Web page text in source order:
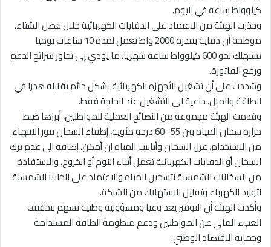
كيلوواط ساعة في اليوم.
وحذرت الهيئة من الاعتماد على الدفايات الكهربائية خلال فصل الشتاء،
موضحة أن دفاية بقدرة 2000 واط تعمل لمدة 10 ساعات يوميا
تستهلك نحو 600 كيلوواط ساعة شهريا، ما يؤدي إلى تجاوز شرائح الدعم
ورفع الفاتورة.
وشددت على أن تشغيل الأجهزة الكهربائية بشكل دائم يقابله هدرا في
الطاقة والمال، داعية الى التشغيل عند الحاجة فقط.
وقدمت الهيئة مجموعة من النصائح العملية للمواطنين، أبرزها ضبط
حرارة سخان المياه بين 55–60 درجة مئوية، إطفاء السخان فور الانتهاء
من الاستخدام، عزل السخان وأنابيب المياه إن أمكن، إضافة الى عدم ترك
السخان أو الدفايات الكهربائية تعمل أثناء النوم أو الخروج، والاستفادة
من السخانات الشمسية لتسخين المياه والاعتماد على الخلايا الشمسية
لتوليد الكهرباء وتقليل الاستهلاك من الشبكة.
وأكدت الهيئة أن التوفير يعد وعيا ومسؤولية وطنية تسهم بتخفيف
العبء المالي عن المواطنين ودعم منظومة الطاقة المستدامة
وحماية الاقتصاد الوطني.